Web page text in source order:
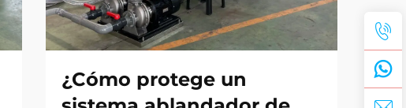
¿Cómo protege un